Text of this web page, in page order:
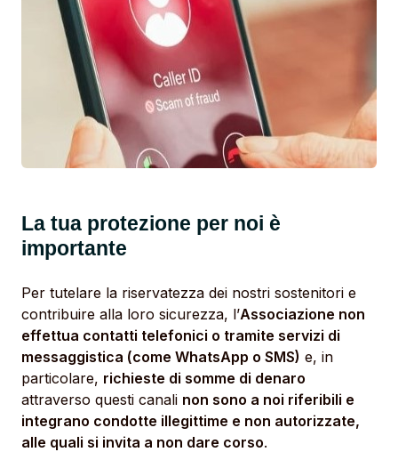
La tua protezione per noi è
importante
Per tutelare la riservatezza dei nostri sostenitori e
contribuire alla loro sicurezza, l’Associazione non
effettua contatti telefonici o tramite servizi di
messaggistica (come WhatsApp o SMS) e, in
particolare, richieste di somme di denaro
attraverso questi canali non sono a noi riferibili e
integrano condotte illegittime e non autorizzate,
alle quali si invita a non dare corso.